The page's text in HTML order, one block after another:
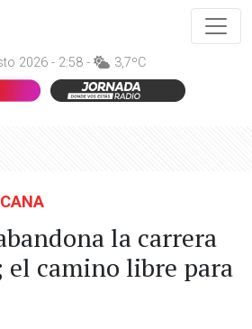
2026 - 2:58 - 3,7ºC
la carrera
el camino libre para